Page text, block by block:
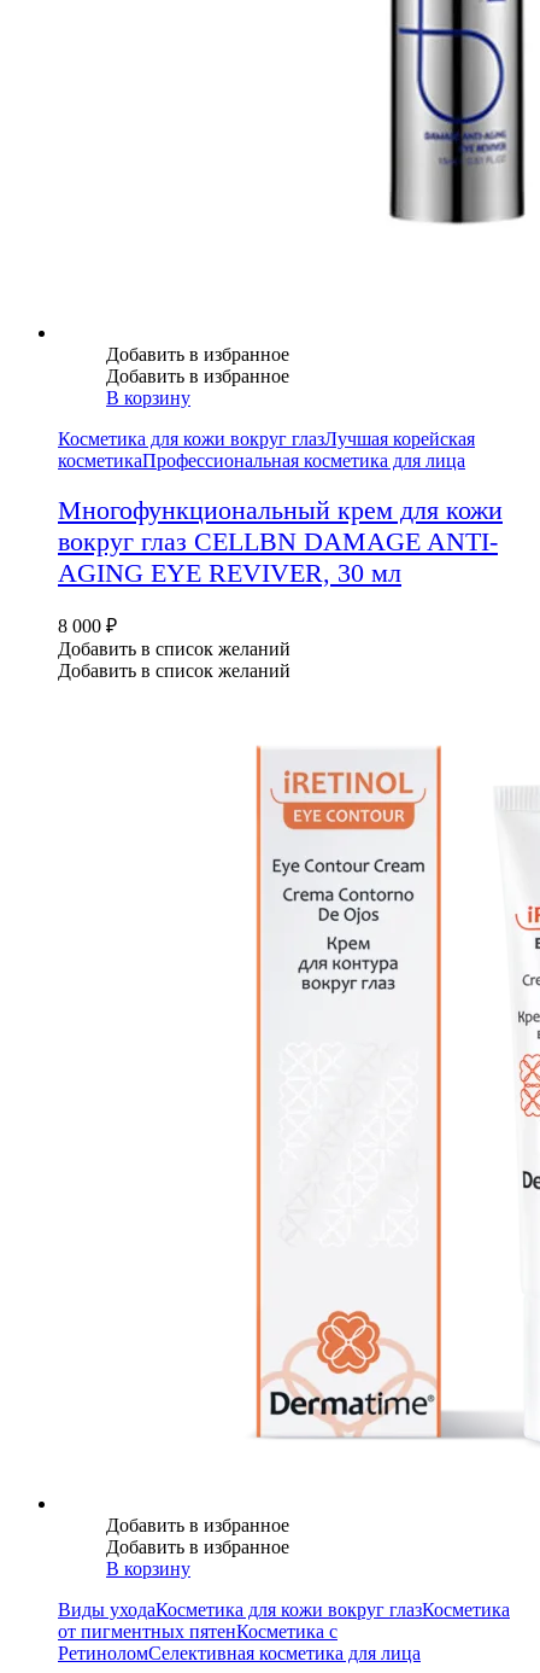
Добавить в избранное
Добавить в избранное
В корзину
Косметика для кожи вокруг глазЛучшая корейская
косметикаПрофессиональная косметика для лица
Многофункциональный крем для кожи
вокруг глаз CELLBN DAMAGE ANTI-
AGING EYE REVIVER, 30 мл
8 000 ₽
Добавить в список желаний
Добавить в список желаний
Добавить в избранное
Добавить в избранное
В корзину
Виды уходаКосметика для кожи вокруг глазКосметика
от пигментных пятенКосметика с
РетиноломСелективная косметика для лица